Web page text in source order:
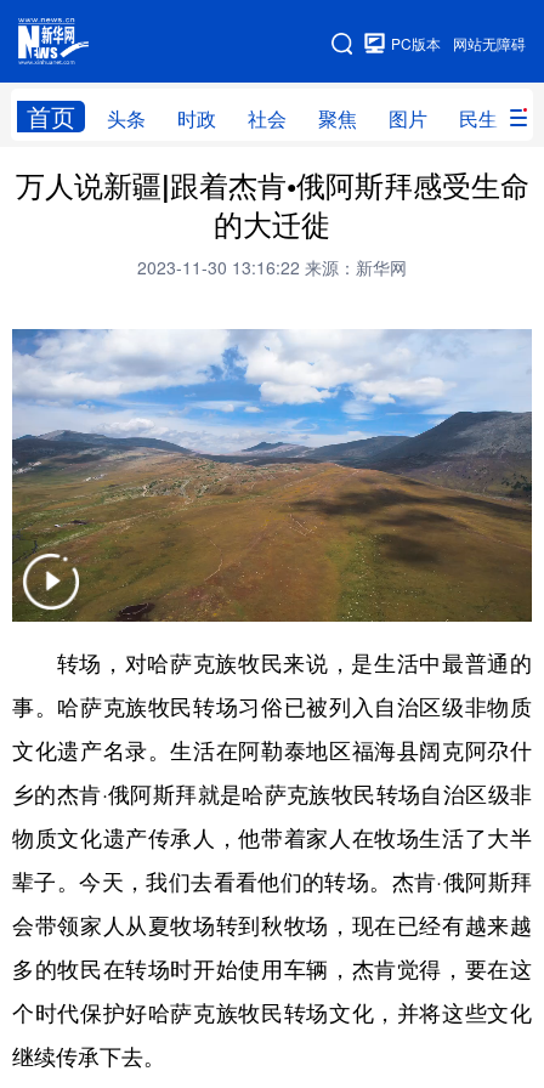
网站无障碍
PC版本
首页 头条 时政 社会 聚焦 图片 民生
网站地图
头条 时政 社会 聚焦
民生 访谈
服务
云游新疆 云端悦读 云看书画 光影新疆
人事频道 融媒体联播 廉政频道 新华视角看新疆
地方频道
北京 天津 河北 山西
辽宁 吉林 上海 江苏
广东 广西 海南 重庆
四川 贵州 云南 西藏
陕西 甘肃 青海 宁夏
新疆 内蒙古 黑龙江
多语种频道
万人说新疆|跟着杰肯•俄阿斯拜感受生命
的大迁徙
2023-11-30 13:16:22 来源：新华网
转场，对哈萨克族牧民来说，是生活中最普通的
事。哈萨克族牧民转场习俗已被列入自治区级非物质
文化遗产名录。生活在阿勒泰地区福海县阔克阿尕什
乡的杰肯·俄阿斯拜就是哈萨克族牧民转场自治区级非
物质文化遗产传承人，他带着家人在牧场生活了大半
辈子。今天，我们去看看他们的转场。杰肯·俄阿斯拜
会带领家人从夏牧场转到秋牧场，现在已经有越来越
多的牧民在转场时开始使用车辆，杰肯觉得，要在这
个时代保护好哈萨克族牧民转场文化，并将这些文化
继续传承下去。